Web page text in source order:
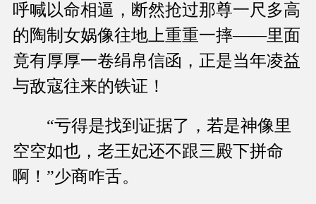
呼喊以命相逼，断然抢过那尊一尺多高
的陶制女娲像往地上重重一摔——里面
竟有厚厚一卷绢帛信函，正是当年凌益
与敌寇往来的铁证！
“亏得是找到证据了，若是神像里
空空如也，老王妃还不跟三殿下拼命
啊！”少商咋舌。